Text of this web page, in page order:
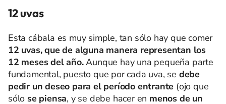
12 uvas
Esta cábala es muy simple, tan sólo hay que comer
12 uvas, que de alguna manera representan los
12 meses del año.Aunque hay una pequeña parte
fundamental, puesto que por cada uva, se debe
pedir un deseo para el período entrante (ojo que
sólo se piensa, y se debe hacer en menos de un